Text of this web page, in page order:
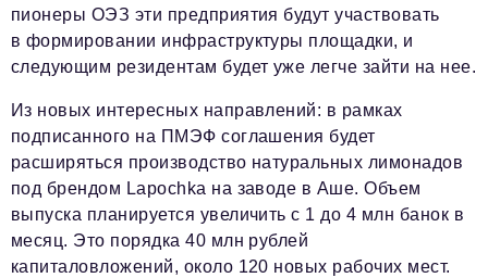
пионеры ОЭЗ эти предприятия будут участвовать
в формировании инфраструктуры площадки, и
следующим резидентам будет уже легче зайти на нее.
Из новых интересных направлений: в рамках
подписанного на ПМЭФ соглашения будет
расширяться производство натуральных лимонадов
под брендом Lapochka на заводе в Аше. Объем
выпуска планируется увеличить с 1 до 4 млн банок в
месяц. Это порядка 40 млн рублей
капиталовложений, около 120 новых рабочих мест.